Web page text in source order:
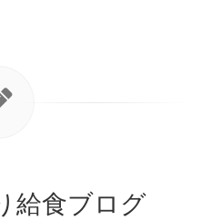
給食ブログ